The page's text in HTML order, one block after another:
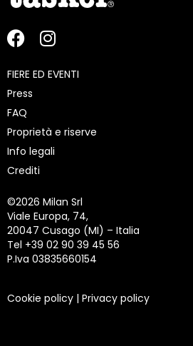
FIERE ED EVENTI
Press
FAQ
Proprietà e riserve
Info legali
Crediti
©2026 Milan Srl
Viale Europa, 74,
20047 Cusago (MI) – Italia
Tel +39 02 90 39 45 56
P.Iva 03835660154
Cookie policy | Privacy policy